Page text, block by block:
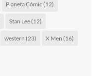
Planeta Cómic (12)
Stan Lee(12)
western (23) X Men (16)